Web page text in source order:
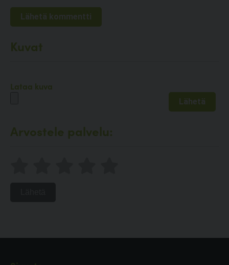
Kuvat
Lataa kuva
Arvostele palvelu: